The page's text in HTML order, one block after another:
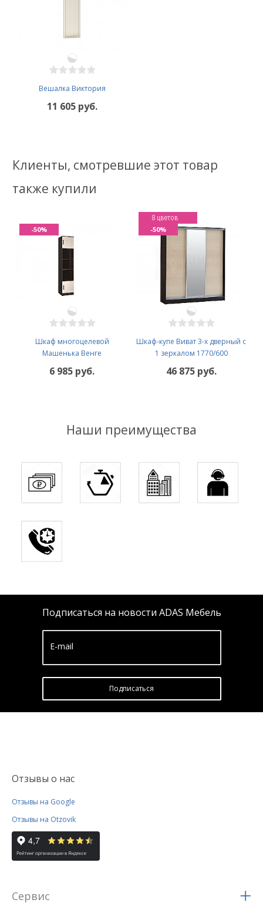
Вешалка Виктория
11 605 руб.
Клиенты, смотревшие этот товар
также купили
Шкаф многоцелевой
Машенька Венге
6 985 руб.
-50%
Шкаф-купе Виват 3-х дверный с
1 зеркалом 1770/600
8 цветов
46 875 руб.
-50%
Наши преимущества
Подписаться на новости ADAS Мебель
E-mail
Подписатьcя
Отзывы о нас
Отзывы на Google
Отзывы на Otzovik
Сервис